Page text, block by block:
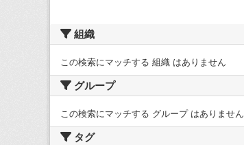
組織
この検索にマッチする 組織 はありません
グループ
この検索にマッチする グループ はありません
タグ